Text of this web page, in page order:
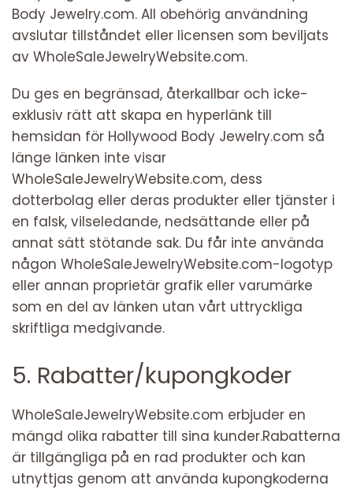
Body Jewelry.com. All obehörig användning
avslutar tillståndet eller licensen som beviljats ​​
av WholeSaleJewelryWebsite.com.
Du ges en begränsad, återkallbar och icke-
exklusiv rätt att skapa en hyperlänk till
hemsidan för Hollywood Body Jewelry.com så
länge länken inte visar
WholeSaleJewelryWebsite.com, dess
dotterbolag eller deras produkter eller tjänster i
en falsk, vilseledande, nedsättande eller på
annat sätt stötande sak. Du får inte använda
någon WholeSaleJewelryWebsite.com-logotyp
eller annan proprietär grafik eller varumärke
som en del av länken utan vårt uttryckliga
skriftliga medgivande.
5. Rabatter/kupongkoder
WholeSaleJewelryWebsite.com erbjuder en
mängd olika rabatter till sina kunder.Rabatterna
är tillgängliga på en rad produkter och kan
utnyttjas genom att använda kupongkoderna